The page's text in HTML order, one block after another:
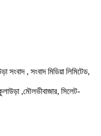
, সংবাদ মিডিয়া লিমিটেড,
,মৌলভীবাজার, সিলেট-